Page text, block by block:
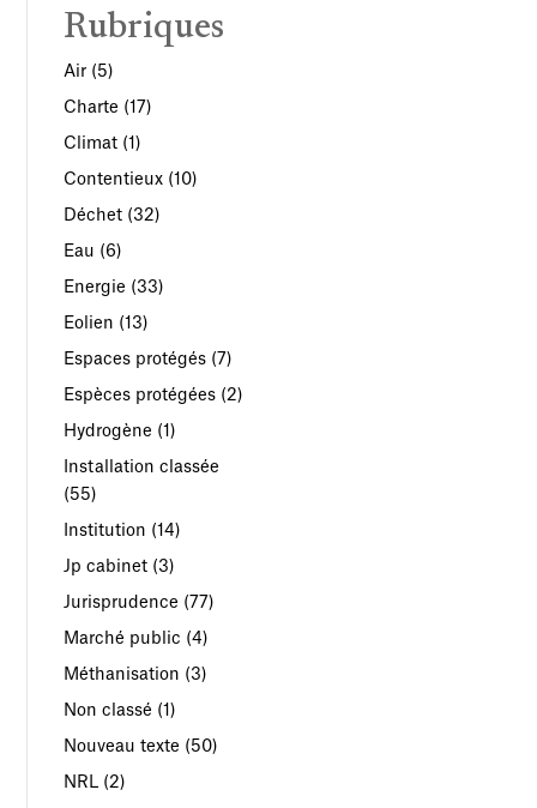
Rubriques
Air (5)
Charte (17)
Climat (1)
Contentieux (10)
Déchet (32)
Eau (6)
Energie (33)
Eolien (13)
Espaces protégés (7)
Espèces protégées (2)
Hydrogène (1)
Installation classée
(55)
Institution (14)
Jp cabinet (3)
Jurisprudence (77)
Marché public (4)
Méthanisation (3)
Non classé (1)
Nouveau texte (50)
NRL (2)